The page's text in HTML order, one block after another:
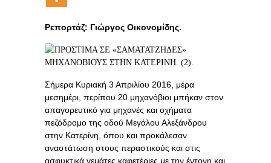
Ρεπορτάζ: Γιώργος Οικονομίδης.
Σήμερα Κυριακή 3 Απριλίου 2016, μέρα
μεσημέρι, περίπου 20 μηχανόβιοι μπήκαν στον
απαγορευτικό για μηχανές και οχήματα
πεζόδρομο της οδού Μεγάλου Αλεξάνδρου
στην Κατερίνη, όπου και προκάλεσαν
αναστάτωση στους περαστικούς και στις
ασφυκτικά γεμάτες καφετέριες με την έντονη και